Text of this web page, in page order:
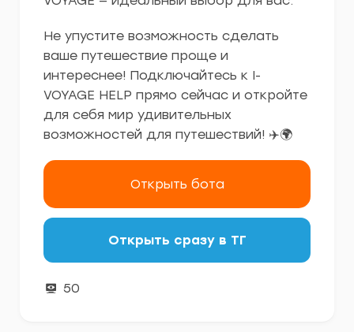
Не упустите возможность сделать
ваше путешествие проще и
интереснее! Подключайтесь к I-
VOYAGE HELP прямо сейчас и откройте
для себя мир удивительных
возможностей для путешествий! ✈️🌍
Открыть бота
Открыть сразу в ТГ
50